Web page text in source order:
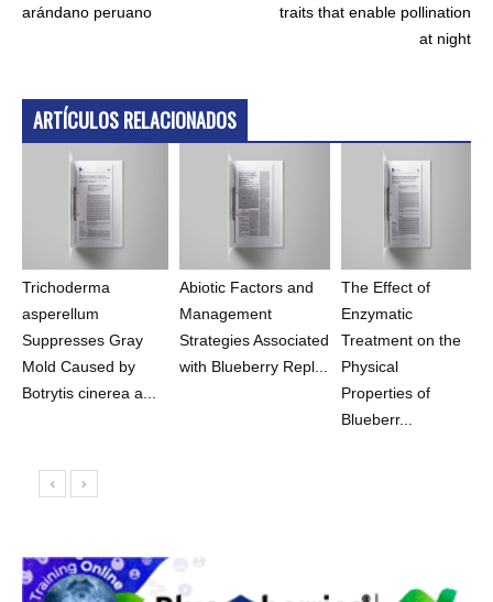
arándano peruano
traits that enable pollination
at night
ARTÍCULOS RELACIONADOS
Trichoderma
asperellum
Suppresses Gray
Mold Caused by
Botrytis cinerea a...
Abiotic Factors and
Management
Strategies Associated
with Blueberry Repl...
The Effect of
Enzymatic
Treatment on the
Physical
Properties of
Blueberr...